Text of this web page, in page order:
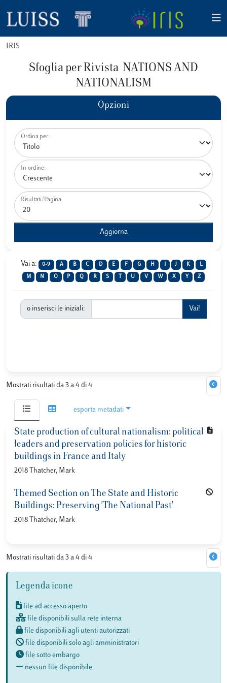
IRIS
Sfoglia per Rivista NATIONS AND
NATIONALISM
Opzioni
Ordina per:
In ordine:
Risultati/Pagina
Vai a: 0-9 A B C D E F G H J K L
M N O P Q R S U V W X Y Z
o inserisci le iniziali:
Mostrati risultati da 3 a 4 di 4
esporta metadati
State production of cultural nationalism: political
leaders and preservation policies for historic
buildings in France and Italy
2018 Thatcher, Mark
Themed Section on The State and Historic
Buildings: Preserving 'The National Past'
2018 Thatcher, Mark
Mostrati risultati da 3 a 4 di 4
Legenda icone
file ad accesso aperto
file disponibili sulla rete interna
file disponibili agli utenti autorizzati
file disponibili solo agli amministratori
file sotto embargo
nessun file disponibile